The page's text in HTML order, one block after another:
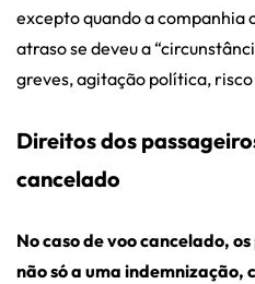
excepto quando a companhia
atraso se deveu a
greves, agitação política,
Direitos dos
cancelado
No caso de voo cancelado,
não só a uma indemnização,